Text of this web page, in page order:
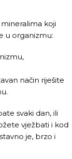
koji
u organizmu:
način riješite
svaki dan, ili
vježbati i kod
je, brzo i